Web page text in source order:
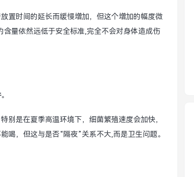
置时间的延长而缓慢增加，但这个增加的幅度微
量依然远低于安全标准,完全不会对身体造成伤
。
别是在夏季高温环境下，细菌繁殖速度会加快，
喝，但这与是否“隔夜”关系不大,而是卫生问题。